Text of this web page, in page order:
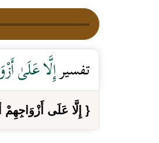
تفسير إِلَّا عَلَىٰ
{ إِلَّا عَلَى أَزْوَاجِهِمْ